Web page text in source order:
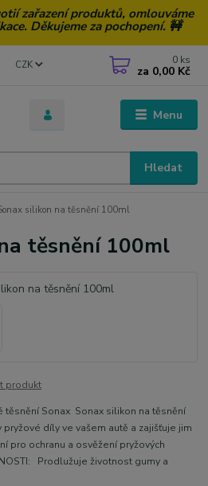
zařazení produktů, omlouváme
Děkujeme za pochopení. 🚧
Menu
CZK
Hledat
0 ks
za 0,00 Kč
silikon na těsnění 100ml
těsnění 100ml
produkt
těsnění Sonax Sonax silikon na těsnění
díly ve vašem autě a zajišťuje jim
ochranu a osvěžení pryžových
Prodlužuje životnost gumy a